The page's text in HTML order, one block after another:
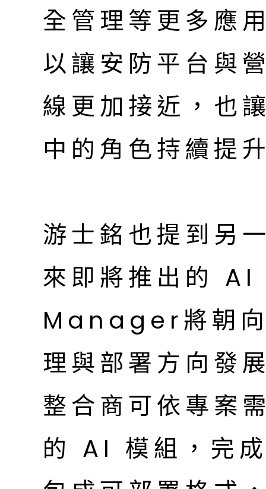
全管理等更多應
以讓安防平台與
線更加接近，也
中的角色持續提
游士銘也提到另
來即將推出的
Manager將朝
理與部署方向發
整合商可依專案
的 AI 模組，完